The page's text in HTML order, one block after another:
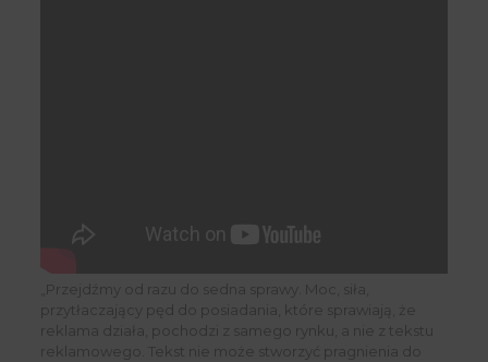
„Przejdźmy od razu do sedna sprawy. Moc, siła,
przytłaczający pęd do posiadania, które sprawiają, że
reklama działa, pochodzi z samego rynku, a nie z tekstu
reklamowego. Tekst nie może stworzyć pragnienia do